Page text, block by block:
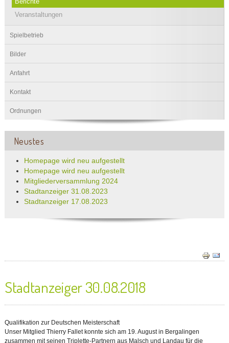
Veranstaltungen
Spielbetrieb
Bilder
Anfahrt
Kontakt
Ordnungen
Neustes
Homepage wird neu aufgestellt
Homepage wird neu aufgestellt
Mitgliederversammlung 2024
Stadtanzeiger 31.08.2023
Stadtanzeiger 17.08.2023
Stadtanzeiger 30.08.2018
Qualifikation zur Deutschen Meisterschaft
Unser Mitglied Thierry Fallet konnte sich am 19. August in Bergalingen
zusammen mit seinen Triplette-Partnern aus Malsch und Landau für die